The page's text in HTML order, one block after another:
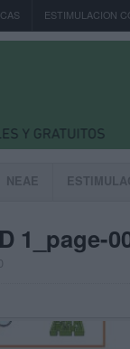
ESTIMULACION
NEAE
1_page-